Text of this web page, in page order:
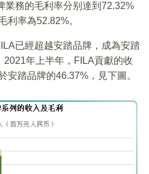
業務的毛利率分别達到72.32%
利率為52.82%。
已經超越安踏品牌，成為安踏
年上半年，FILA貢獻的收
安踏品牌的46.37%，見下圖。